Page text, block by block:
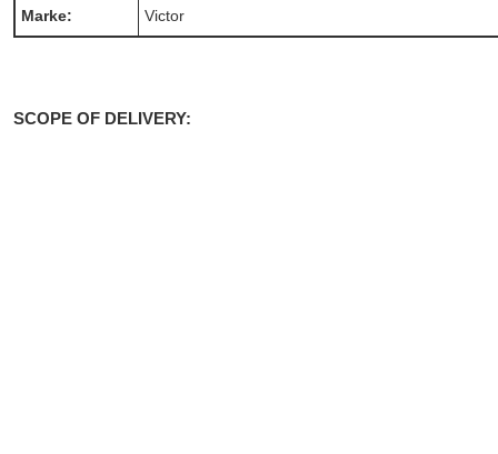
Marke: Victor
SCOPE OF DELIVERY: